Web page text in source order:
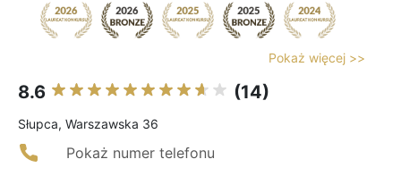
Pokaż więcej >>
8.6 (14)
Słupca, Warszawska 36
Pokaż numer telefonu